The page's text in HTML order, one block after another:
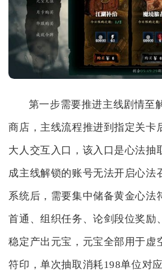
第一步需要推进主线剧情至
商店，主线流程推进到指定关卡
大人交互入口，该入口是心法抽
成主线解锁的账号无法开启心法
系统后，需要集中储备黄金心法
首通、组织任务、论剑段位奖励
稳定产出元宝，元宝全部用于虚
符印，单次抽取消耗198单位对